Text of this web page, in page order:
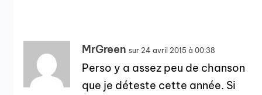
MrGreen sur 24 avril 2015 à 00:38
Perso y a assez peu de chanson
que je déteste cette année. Si